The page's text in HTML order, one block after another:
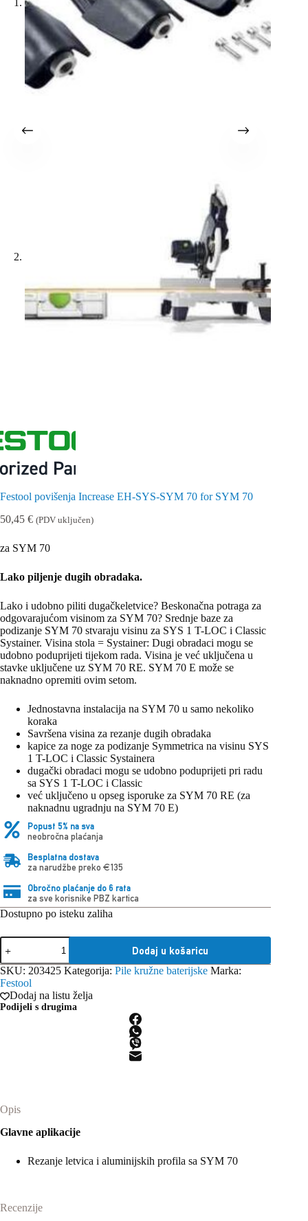
Festool povišenja Increase EH-SYS-SYM 70 for SYM 70
50,45 € (PDV uključen)
za SYM 70
Lako piljenje dugih obradaka.
Lako i udobno piliti dugačkeletvice? Beskonačna potraga za
odgovarajućom visinom za SYM 70? Srednje baze za
podizanje SYM 70 stvaraju visinu za SYS 1 T-LOC i Classic
Systainer. Visina stola = Systainer: Dugi obradaci mogu se
udobno poduprijeti tijekom rada. Visina je već uključena u
stavke uključene uz SYM 70 RE. SYM 70 E može se
naknadno opremiti ovim setom.
Jednostavna instalacija na SYM 70 u samo nekoliko
koraka
Savršena visina za rezanje dugih obradaka
kapice za noge za podizanje Symmetrica na visinu SYS
1 T-LOC i Classic Systainera
dugački obradaci mogu se udobno poduprijeti pri radu
sa SYS 1 T-LOC i Classic
već uključeno u opseg isporuke za SYM 70 RE (za
naknadnu ugradnju na SYM 70 E)
Popust 5% na sva
neobročna plaćanja
Besplatna dostava
za narudžbe preko €135
Obročno plaćanje do 6 rata
za sve korisnike PBZ kartica
Dostupno po isteku zaliha
Festool
povišenja
Increase
EH-
SYS-
SYM
70
Dodaj u košaricu
SKU: 203425 Kategorija: Pile kružne baterijske Marka:
Festool
Dodaj na listu želja
Podijeli s drugima
Opis
Glavne aplikacije
Rezanje letvica i aluminijskih profila sa SYM 70
Recenzije